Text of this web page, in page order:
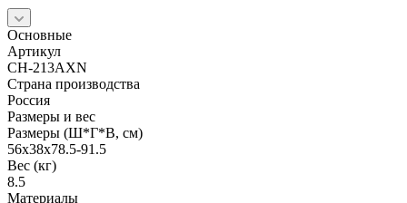
Основные
Артикул
CH-213AXN
Страна производства
Россия
Размеры и вес
Размеры (Ш*Г*В, см)
56х38х78.5-91.5
Вес (кг)
8.5
Материалы